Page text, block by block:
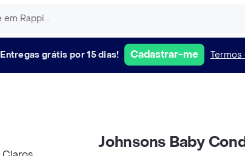
Entregas grátis por 15 dias! Cadastrar-me
Johnsons Baby